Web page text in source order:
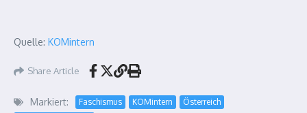
Quelle: KOMintern
Share Article
Markiert: Faschismus KOMintern
Österreich